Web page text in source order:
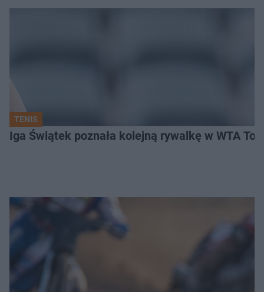
TENIS
Iga Świątek poznała kolejną rywalkę w WTA